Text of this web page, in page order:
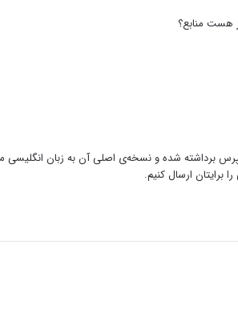
هست منابع؟
برداشته شده و نسخه‌ی اصلی آن به زبان انگلیسی
ارسال کنیم.